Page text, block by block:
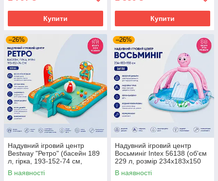
Купити Купити
–26%
Надувний ігровий центр
Bestway "Ретро" (басейн 189
л, гірка, 193-152-74 см,
пляжний м'яч, м'ячі ігрові 5
шт.)53164
В наявності
–26%
Надувний ігровий центр
Восьминіг Intex 56138 (об'єм
229 л, розмір 234х183х150
см)
В наявності